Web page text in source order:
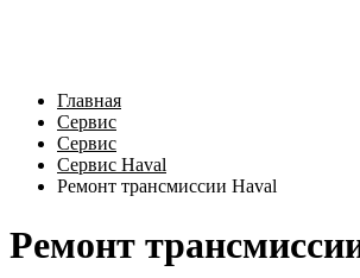
Главная
Сервис
Сервис
Сервис Haval
Ремонт трансмиссии Haval
Ремонт